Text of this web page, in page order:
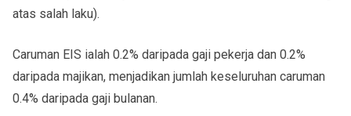
atas salah laku).
Caruman EIS ialah 0.2% daripada gaji pekerja dan 0.2%
daripada majikan, menjadikan jumlah keseluruhan caruman
0.4% daripada gaji bulanan.